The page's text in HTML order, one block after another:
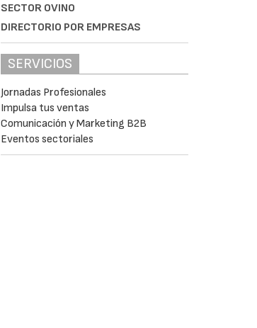
SECTOR OVINO
DIRECTORIO POR EMPRESAS
SERVICIOS
Jornadas Profesionales
Impulsa tus ventas
Comunicación y Marketing B2B
Eventos sectoriales